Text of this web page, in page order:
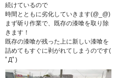
続けているので
時間とともに劣化していきます(@_@)
まず斫り作業で、既存の漆喰を取り除
きます！
既存の漆喰が残った上に新しい漆喰を
詰めてもすぐに剥がれてしまうのです(
ﾟДﾟ)